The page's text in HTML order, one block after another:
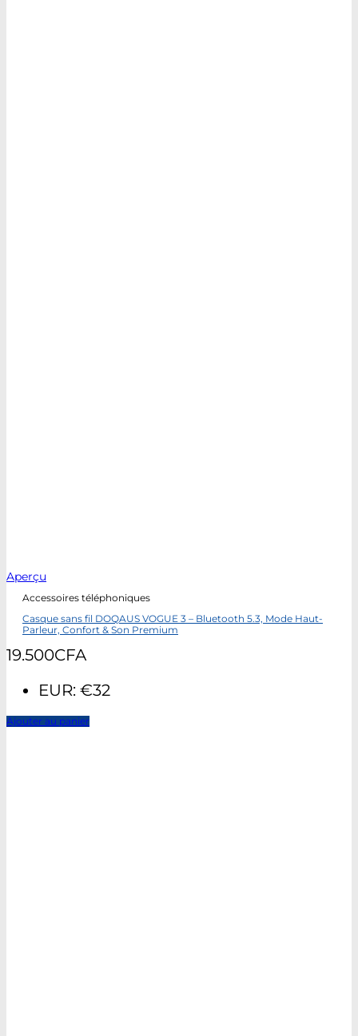
Aperçu
Accessoires téléphoniques
Casque sans fil DOQAUS VOGUE 3 – Bluetooth 5.3, Mode Haut-
Parleur, Confort & Son Premium
19.500CFA
EUR: €32
Ajouter au panier